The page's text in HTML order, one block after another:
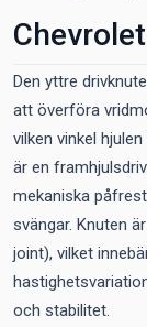
Den yttre
att överföra
vilken vinkel
är en
mekaniska
svängar. Knuten
joint), vilket
och stabilitet.